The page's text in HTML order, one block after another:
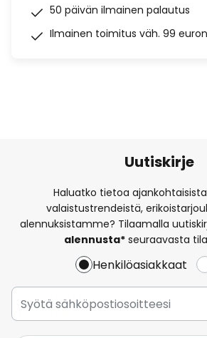
50 päivän ilmainen palautus
Ilmainen toimitus väh. 99
Uutiskirje
Haluatko tietoa
valaistustrendeistä,
alennuksistamme? Tilaamalla
alennusta*seuraavasta
Henkilöasiakkaat